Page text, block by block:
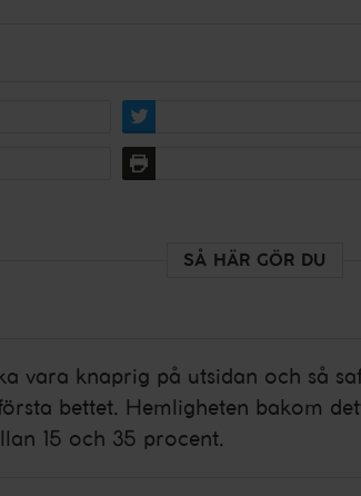
SÅ HÄR GÖR DU
vara knaprig på utsidan och så
bettet. Hemligheten bakom
15 och 35 procent.